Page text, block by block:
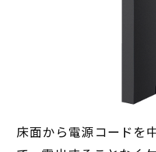
床面から電源コードを